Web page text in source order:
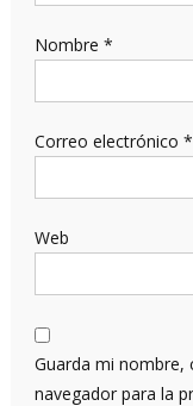
Nombre *
Correo electrónico *
Web
Guarda mi nombre,
navegador para la